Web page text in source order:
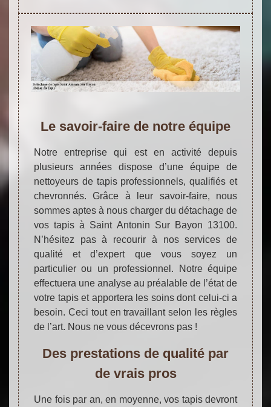
Le savoir-faire de notre équipe
Notre entreprise qui est en activité depuis
plusieurs années dispose d’une équipe de
nettoyeurs de tapis professionnels, qualifiés et
chevronnés. Grâce à leur savoir-faire, nous
sommes aptes à nous charger du détachage de
vos tapis à Saint Antonin Sur Bayon 13100.
N’hésitez pas à recourir à nos services de
qualité et d’expert que vous soyez un
particulier ou un professionnel. Notre équipe
effectuera une analyse au préalable de l’état de
votre tapis et apportera les soins dont celui-ci a
besoin. Ceci tout en travaillant selon les règles
de l’art. Nous ne vous décevrons pas !
Des prestations de qualité par
de vrais pros
Une fois par an, en moyenne, vos tapis devront